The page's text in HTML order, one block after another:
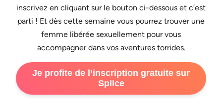
inscrivez en cliquant sur le bouton ci-dessous et c’est
parti ! Et dès cette semaine vous pourrez trouver une
femme libérée sexuellement pour vous
accompagner dans vos aventures torrides.
Je profite de l’inscription gratuite sur
Spiice